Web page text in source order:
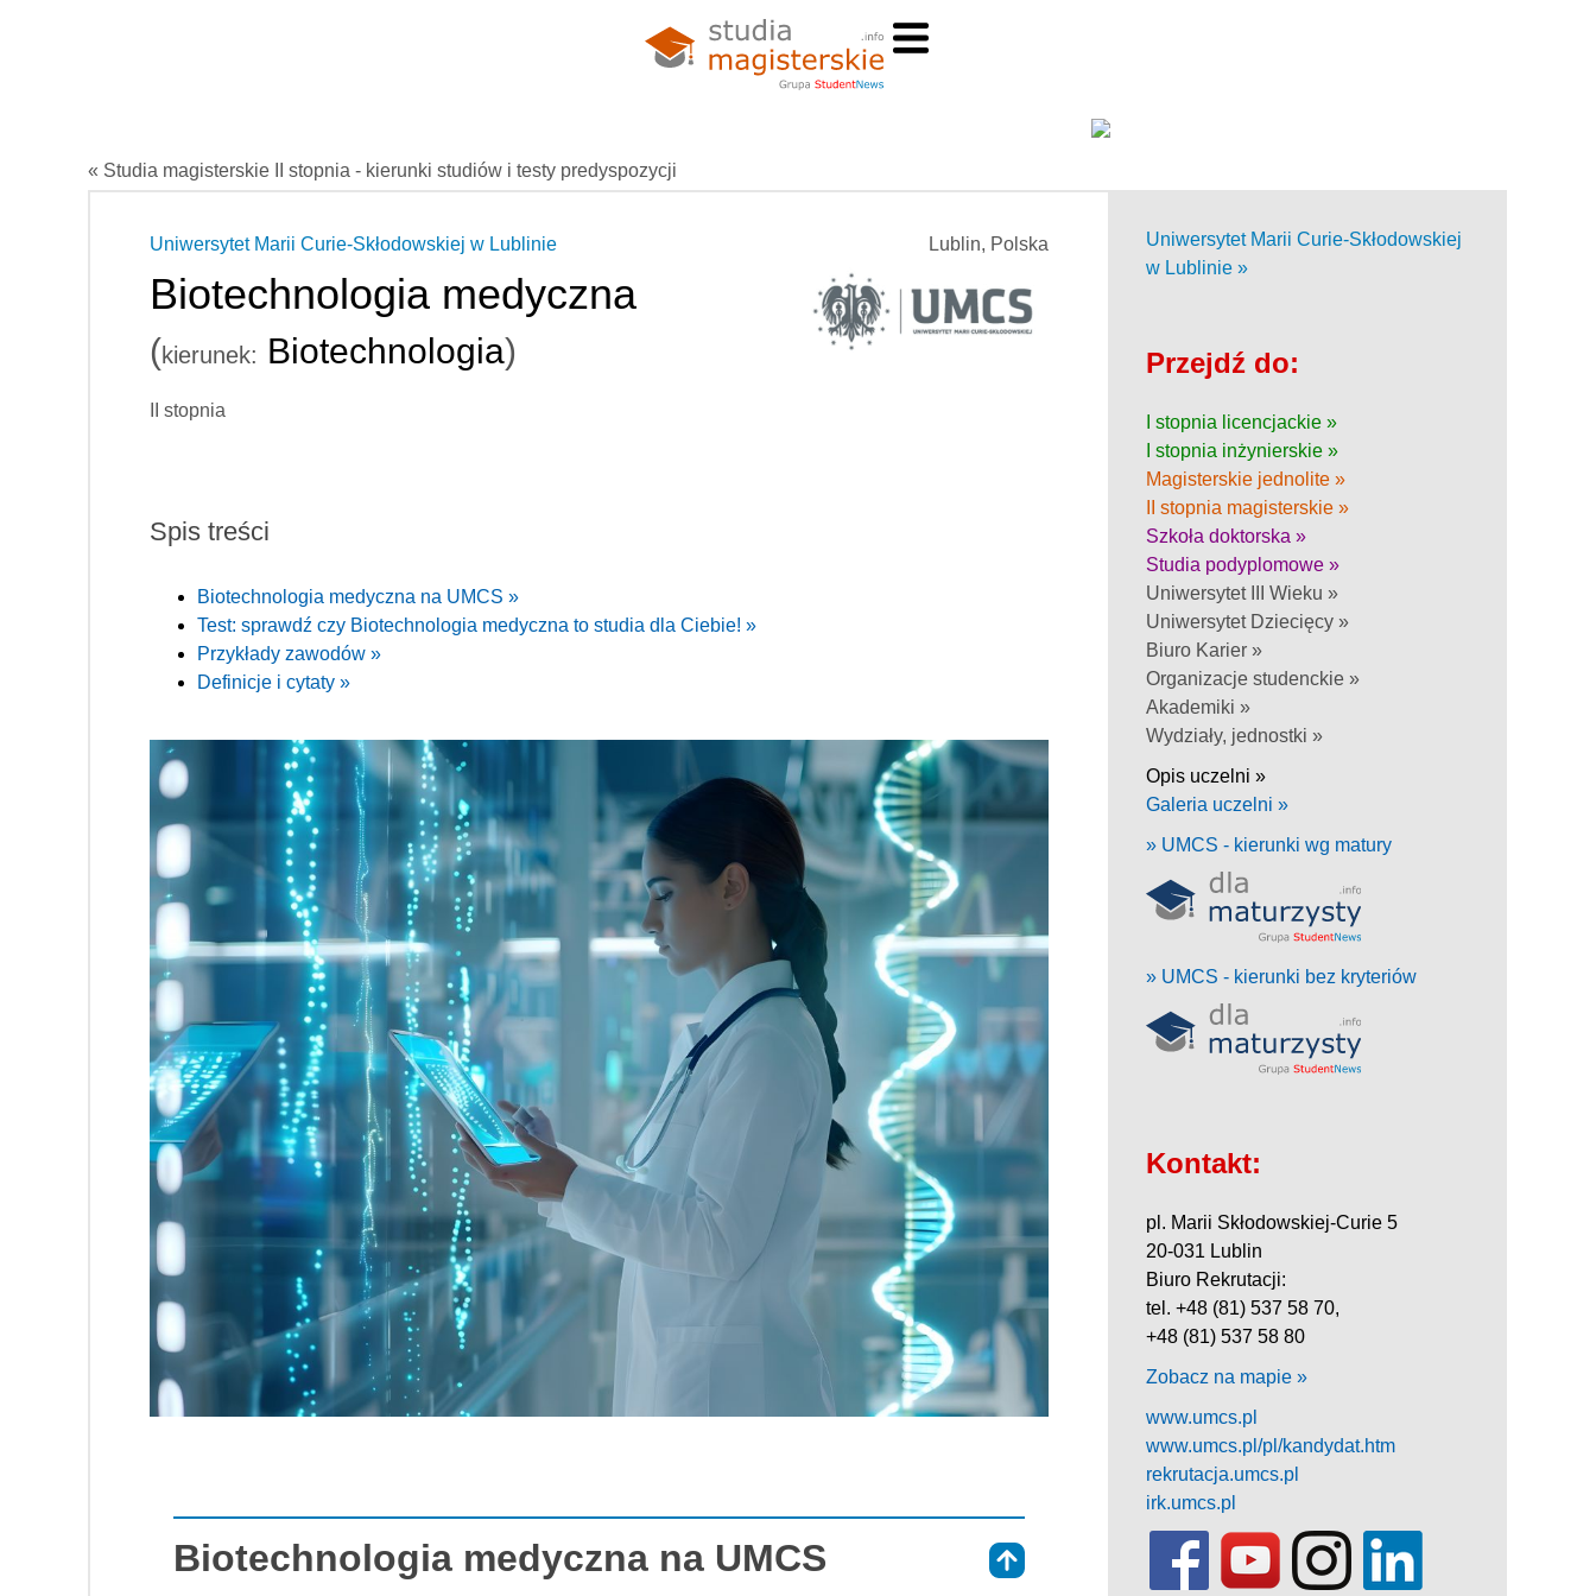
« Studia magisterskie II stopnia - kierunki studiów i testy predyspozycji
Lublin, Polska
Uniwersytet Marii Curie-Skłodowskiej w Lublinie
Biotechnologia medyczna
(kierunek: Biotechnologia)
II stopnia
Spis treści
Biotechnologia medyczna na UMCS »
Test: sprawdź czy Biotechnologia medyczna to studia dla Ciebie! »
Przykłady zawodów »
Definicje i cytaty »
Biotechnologia medyczna na UMCS
Uniwersytet Marii Curie-Skłodowskiej
w Lublinie »
Przejdź do:
I stopnia licencjackie »
I stopnia inżynierskie »
Magisterskie jednolite »
II stopnia magisterskie »
Szkoła doktorska »
Studia podyplomowe »
Uniwersytet III Wieku »
Uniwersytet Dziecięcy »
Biuro Karier »
Organizacje studenckie »
Akademiki »
Wydziały, jednostki »
Opis uczelni »
Galeria uczelni »
» UMCS - kierunki wg matury
» UMCS - kierunki bez kryteriów
Kontakt:
pl. Marii Skłodowskiej-Curie 5
20-031 Lublin
Biuro Rekrutacji:
tel. +48 (81) 537 58 70,
+48 (81) 537 58 80
Zobacz na mapie »
www.umcs.pl
www.umcs.pl/pl/kandydat.htm
rekrutacja.umcs.pl
irk.umcs.pl